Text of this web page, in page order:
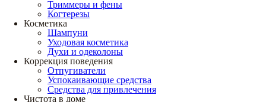
Триммеры и фены
Когтерезы
Косметика
Шампуни
Уходовая косметика
Духи и одеколоны
Коррекция поведения
Отпугиватели
Успокаивающие средства
Средства для привлечения
Чистота в доме